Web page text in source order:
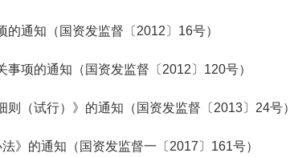
通知（国资发监督〔2012〕16号）
项的通知（国资发监督〔2012〕120号）
试行）》的通知（国资发监督〔2013〕24号）
的通知（国资发监督一〔2017〕161号）